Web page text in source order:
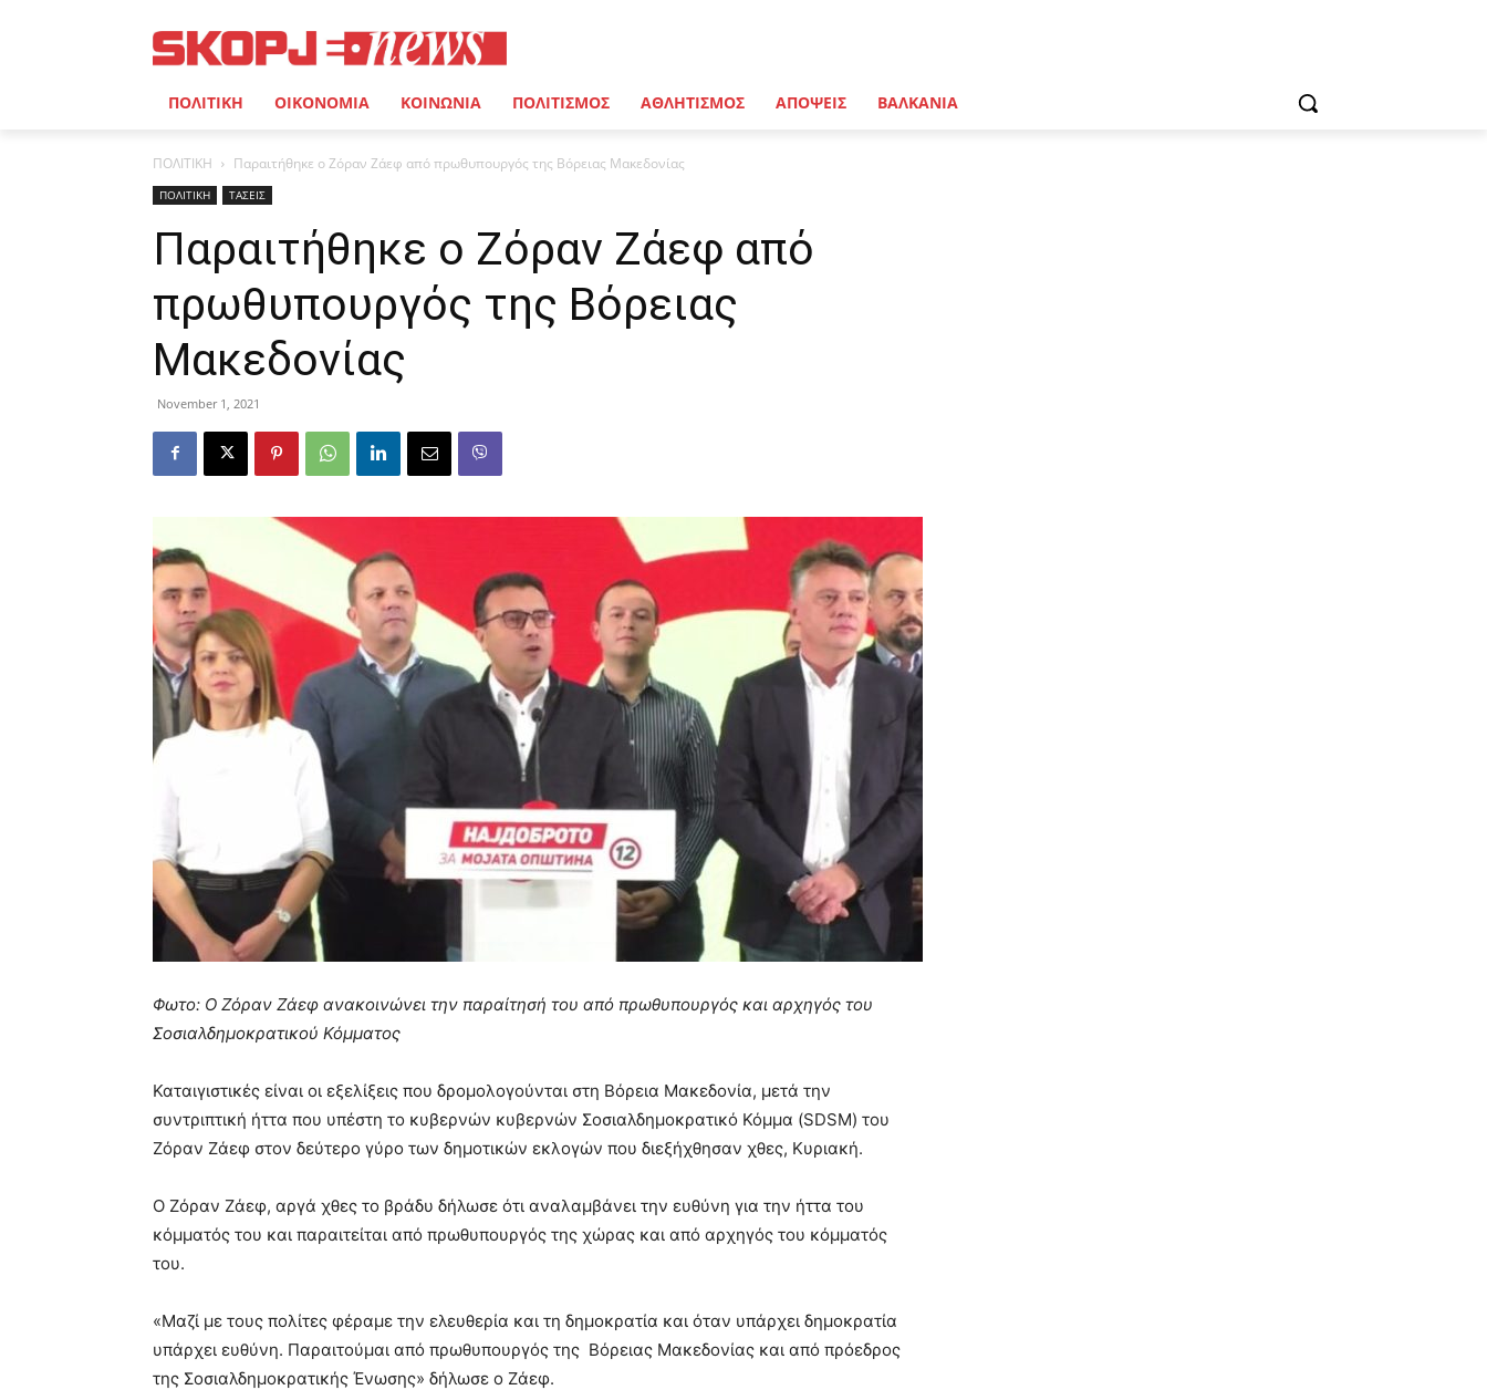
ΠΟΛΙΤΙΚΗ ΟΙΚΟΝΟΜΙΑ ΚΟΙΝΩΝΙΑ ΠΟΛΙΤΙΣΜΟΣ ΑΘΛΗΤΙΣΜΟΣ ΑΠΟΨΕΙΣ ΒΑΛΚΑΝΙΑ
ΠΟΛΙΤΙΚΗ Παραιτήθηκε ο Ζόραν Ζάεφ από πρωθυπουργός της Βόρειας Μακεδονίας
ΠΟΛΙΤΙΚΗ ΤΑΣΕΙΣ
Παραιτήθηκε ο Ζόραν Ζάεφ από
πρωθυπουργός της Βόρειας
Μακεδονίας
November 1, 2021
Φωτο: Ο Ζόραν Ζάεφ ανακοινώνει την παραίτησή του από πρωθυπουργός και αρχηγός του
Σοσιαλδημοκρατικού Κόμματος
Καταιγιστικές είναι οι εξελίξεις που δρομολογούνται στη Βόρεια Μακεδονία, μετά την
συντριπτική ήττα που υπέστη το κυβερνών κυβερνών Σοσιαλδημοκρατικό Κόμμα (SDSM) του
Ζόραν Ζάεφ στον δεύτερο γύρο των δημοτικών εκλογών που διεξήχθησαν χθες, Κυριακή.
Ο Ζόραν Ζάεφ, αργά χθες το βράδυ δήλωσε ότι αναλαμβάνει την ευθύνη για την ήττα του
κόμματός του και παραιτείται από πρωθυπουργός της χώρας και από αρχηγός του κόμματός
του.
«Μαζί με τους πολίτες φέραμε την ελευθερία και τη δημοκρατία και όταν υπάρχει δημοκρατία
υπάρχει ευθύνη. Παραιτούμαι από πρωθυπουργός της Βόρειας Μακεδονίας και από πρόεδρος
της Σοσιαλδημοκρατικής Ένωσης» δήλωσε ο Ζάεφ.